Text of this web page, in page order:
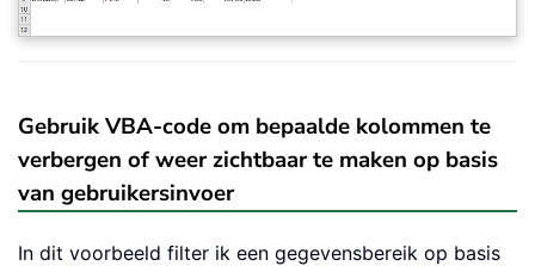
Gebruik VBA-code om bepaalde kolommen te
verbergen of weer zichtbaar te maken op basis
van gebruikersinvoer
In dit voorbeeld filter ik een gegevensbereik op basis